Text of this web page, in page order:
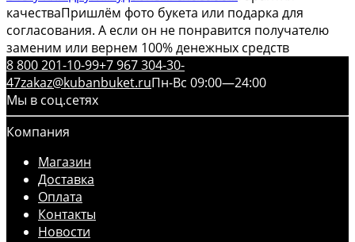
качестваПришлём фото букета или подарка для
согласования. А если он не понравится получателю
заменим или вернем 100% денежных средств
8 800 201-10-99+7 967 304-30-
47zakaz@kubanbuket.ruПн-Вс 09:00—24:00
Мы в соц.сетях
Компания
Магазин
Доставка
Оплата
Контакты
Новости